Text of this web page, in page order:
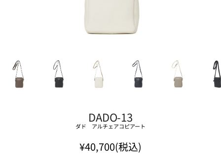
DADO-13
ダド アルチェアコピアート
¥40,700(税込)